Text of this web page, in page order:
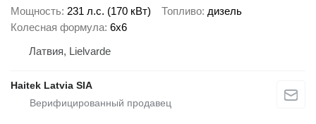
Мощность 231 л.с. (170 кВт) Топливо дизель
Колесная формула 6x6
Латвия, Lielvarde
Haitek Latvia SIA